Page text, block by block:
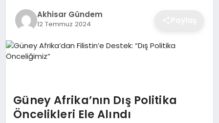
Akhisar Gündem
12 Temmuz 2024
Güney Afrika’nın Dış Politika
Öncelikleri Ele Alındı